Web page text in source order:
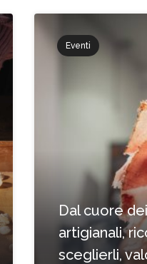
Eventi
Dal cuore
artigianali,
sceglierli,